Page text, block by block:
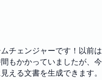
チェンジャーです！以前は
もかかっていましたが、今
える文書を生成できます。